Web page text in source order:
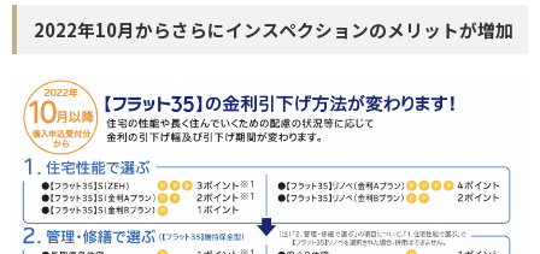
2022年10月からさらにインスペクションのメリットが増加